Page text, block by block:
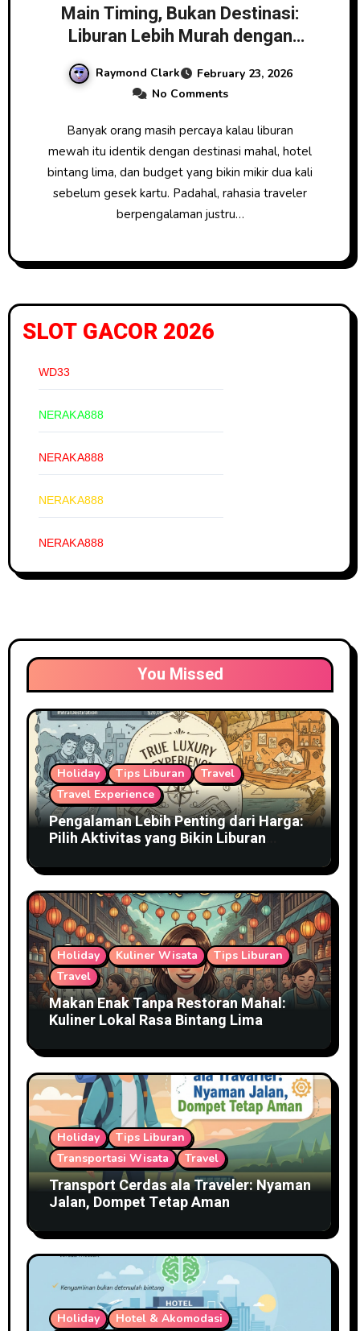
Main Timing, Bukan Destinasi:
Liburan Lebih Murah dengan
Raymond Clark
February 23, 2026
No Comments
Banyak orang masih percaya kalau liburan
mewah itu identik dengan destinasi mahal, hotel
bintang lima, dan budget yang bikin mikir dua kali
sebelum gesek kartu. Padahal, rahasia traveler
berpengalaman justru…
SLOT GACOR 2026
WD33
NERAKA888
NERAKA888
NERAKA888
NERAKA888
You Missed
Holiday Tips Liburan
Travel
Travel Experience
Pengalaman Lebih Penting dari Harga:
Pilih Aktivitas yang Bikin Liburan
Holiday Kuliner Wisata
Tips Liburan
Travel
Makan Enak Tanpa Restoran Mahal:
Kuliner Lokal Rasa Bintang Lima
Holiday
Tips Liburan
Transportasi Wisata
Travel
Transport Cerdas ala Traveler: Nyaman
Jalan, Dompet Tetap Aman
Holiday Hotel & Akomodasi